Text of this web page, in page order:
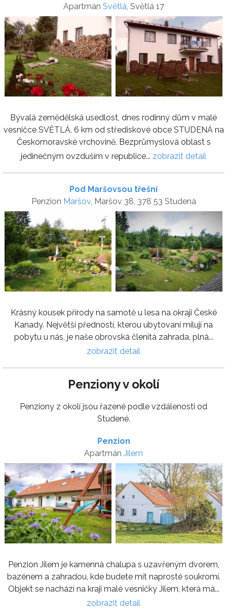
Apartmán Světlá, Světlá 17
Bývalá zemědělská usedlost, dnes rodinný dům v malé
vesničce SVĚTLÁ, 6 km od střediskové obce STUDENÁ na
Českomoravské vrchovině. Bezprůmyslová oblast s
jedinečným ovzduším v republice... zobrazit detail
Pod Maršovsou třešní
Penzion Maršov, Maršov 38, 378 53 Studená
Krásný kousek přírody na samotě u lesa na okraji České
Kanady. Největší předností, kterou ubytovaní milují na
pobytu u nás, je naše obrovská členitá zahrada, plná...
zobrazit detail
Penziony v okolí
Penziony z okolí jsou řazené podle vzdálenosti od
Studené.
Penzion
Apartmán Jilem
Penzion Jilem je kamenná chalupa s uzavřeným dvorem,
bazénem a zahradou, kde budete mít naprosté soukromí.
Objekt se nachází na kraji malé vesničky Jilem, která má...
zobrazit detail